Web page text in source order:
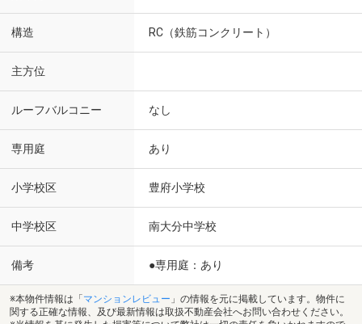
構造 RC（鉄筋コンクリート）
主方位
ルーフバルコニー なし
専用庭 あり
小学校区 豊府小学校
中学校区 南大分中学校
備考 ●専用庭：あり
※本物件情報は「 マンションレビュー 」の情報を元に掲載しています。物件に
関する正確な情報、及び最新情報は取扱不動産会社へお問い合わせください。